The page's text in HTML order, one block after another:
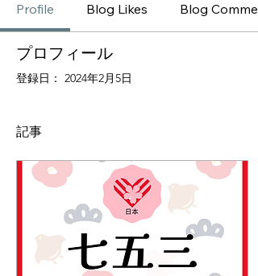
Profile Blog Likes Blog
プロフィール
登録日： 2024年2月5日
記事